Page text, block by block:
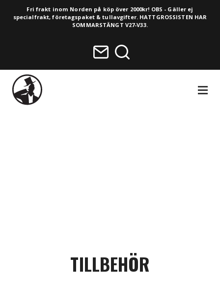
Fri frakt inom Norden på köp över 2000kr! OBS - Gäller ej
specialfrakt, företagspaket & tullavgifter. HATTGROSSISTEN HAR
SOMMARSTÄNGT V27-V33.
TILLBEHÖR